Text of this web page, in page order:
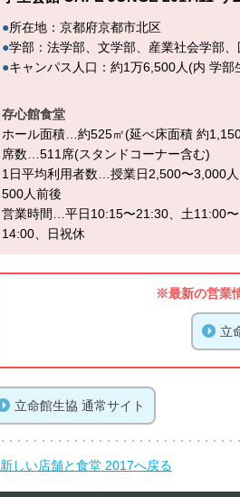
●所在地：京都府京都市北区
●学部：法学部、文学部、産業社会学部
●キャンパス人口：約1万6,500人(内 学
存心館食堂
ホール面積…約525㎡(延べ床面積 約
席数…511席(スタンドコーナー含む)
1日平均利用者数…授業日2,500〜3,000
500人前後
営業時間…平日10:15〜21:30、土11:00〜
14:00、日祝休
※最新の営業
立
立命館生協 通常サイト
新しい店舗と食堂 2017へ戻る